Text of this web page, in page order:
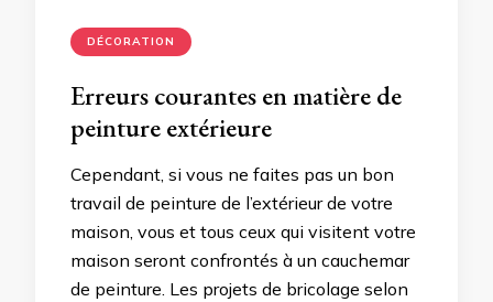
DÉCORATION
Erreurs courantes en matière de
peinture extérieure
Cependant, si vous ne faites pas un bon
travail de peinture de l’extérieur de votre
maison, vous et tous ceux qui visitent votre
maison seront confrontés à un cauchemar
de peinture. Les projets de bricolage selon